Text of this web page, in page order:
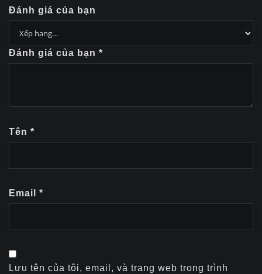
Đánh giá của bạn
Đánh giá của bạn *
Tên *
Email *
Lưu tên của tôi, email, và trang web trong trình